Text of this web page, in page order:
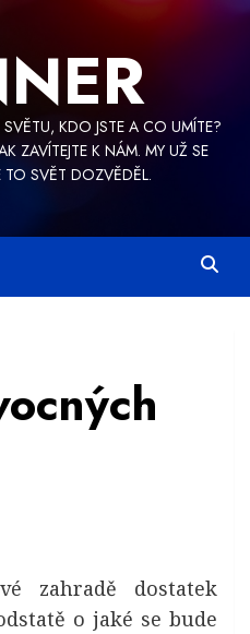
SVĚTU, KDO JSTE A CO UMÍTE?
ZAVÍTEJTE K NÁM. MY UŽ SE
TO SVĚT DOZVĚDĚL.
zahradě dostatek
o jaké se bude